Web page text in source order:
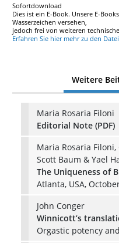
Sofortdownload
Dies ist ein E-Book. Unsere E-
Wasserzeichen versehen,
jedoch frei von weiteren
Erfahren Sie hier mehr zu den
Weitere
Maria Rosaria Filoni
Editorial Note (PDF)
Maria Rosaria
Scott Baum & Yael
The Uniqueness of
Atlanta, USA,
John Conger
Winnicott’s
Orgastic potency